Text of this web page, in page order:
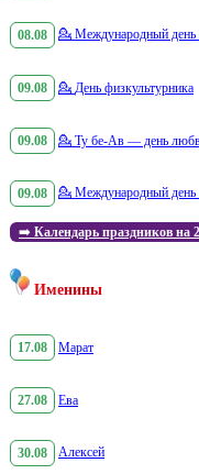
08.08 💁 Международный день
09.08 💁 День физкультурника
09.08 💁 Ту бе-Ав — день
09.08 💁 Международный день
➡️ Календарь праздников на
Именины
17.08 Марат
27.08 Ева
30.08 Алексей